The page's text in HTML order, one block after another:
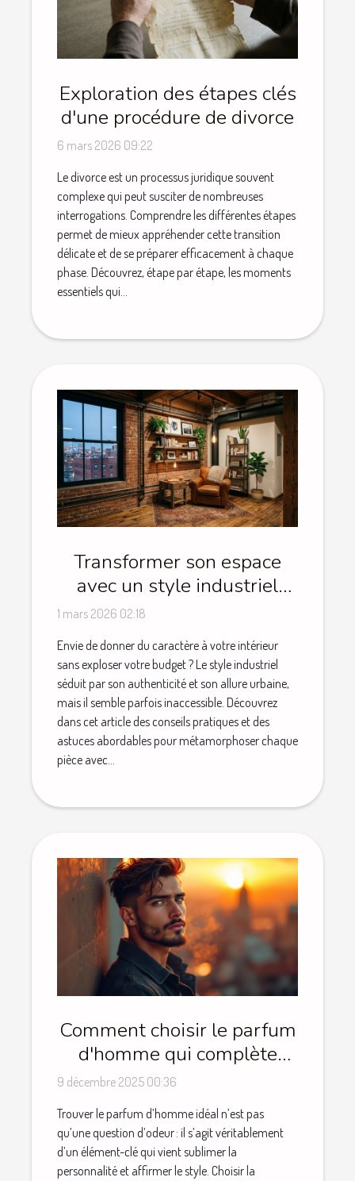
Exploration des étapes clés
d'une procédure de divorce
6 mars 2026 09:22
Le divorce est un processus juridique souvent
complexe qui peut susciter de nombreuses
interrogations. Comprendre les différentes étapes
permet de mieux appréhender cette transition
délicate et de se préparer efficacement à chaque
phase. Découvrez, étape par étape, les moments
essentiels qui...
Transformer son espace
avec un style industriel
sans se ruiner
1 mars 2026 02:18
Envie de donner du caractère à votre intérieur
sans exploser votre budget ? Le style industriel
séduit par son authenticité et son allure urbaine,
mais il semble parfois inaccessible. Découvrez
dans cet article des conseils pratiques et des
astuces abordables pour métamorphoser chaque
pièce avec...
Comment choisir le parfum
d'homme qui complète
votre style ?
9 décembre 2025 00:36
Trouver le parfum d’homme idéal n’est pas
qu’une question d’odeur : il s’agit véritablement
d’un élément-clé qui vient sublimer la
personnalité et affirmer le style. Choisir la